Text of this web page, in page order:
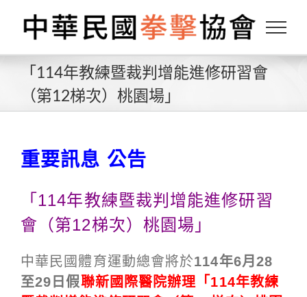
content
「114年教練暨裁判增能進修研習會
（第12梯次）桃園場」
重要訊息 公告
「114年教練暨裁判增能進修研習
會（第12梯次）桃園場」
中華民國體育運動總會將於114年6月28
至29日假聯新國際醫院辦理「114年教練